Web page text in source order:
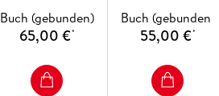
Buch (gebunden)
65,00 €*
Buch (gebunden)
55,00 €*